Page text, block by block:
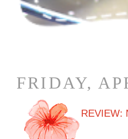
FRIDAY,
REVIEW: